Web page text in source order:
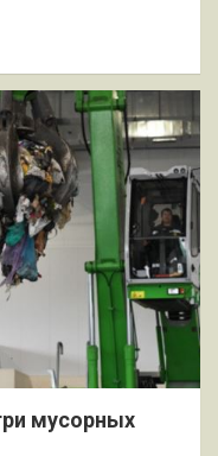
мусорных